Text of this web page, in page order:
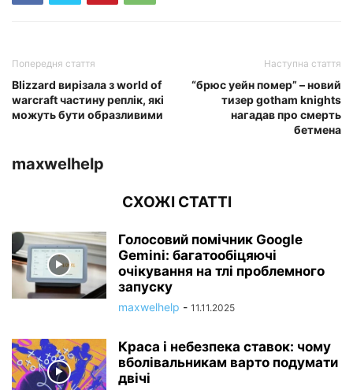
Попередня стаття
Blizzard вирізала з world of
warcraft частину реплік, які
можуть бути образливими
Наступна стаття
“брюс уейн помер” – новий
тизер gotham knights
нагадав про смерть
бетмена
maxwelhelp
СХОЖІ СТАТТІ
Голосовий помічник Google
Gemini: багатообіцяючі
очікування на тлі проблемного
запуску
maxwelhelp - 11.11.2025
Краса і небезпека ставок: чому
вболівальникам варто подумати
двічі